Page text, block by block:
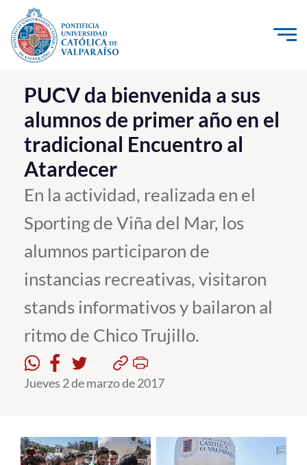
Click acá para ir directamente al contenido
La Universidad
Investigación, Creación e Innovación
PUCV Internacional
Vinculación con el Medio
Admisión
Pregrado
Postgrado
Formación Continua
Estudiantes
Académicos
PUCV da bienvenida a sus
alumnos de primer año en el
tradicional Encuentro al
Atardecer
En la actividad, realizada en el
Sporting de Viña del Mar, los
alumnos participaron de
instancias recreativas, visitaron
stands informativos y bailaron al
ritmo de Chico Trujillo.
Jueves 2 de marzo de 2017